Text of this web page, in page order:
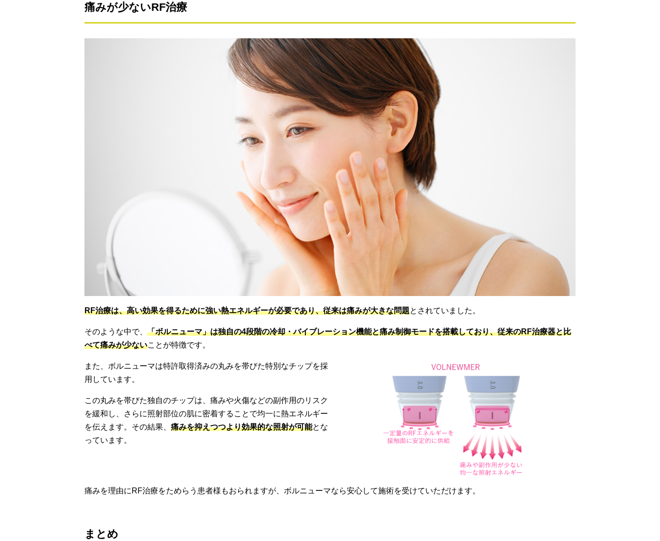
痛みが少ないRF治療
RF治療は、高い効果を得るために強い熱エネルギーが必要であり、従来は痛みが大きな問題とされていました。
そのような中で、 「ボルニューマ」は独自の4段階の冷却・バイブレーション機能と痛み制御モードを搭載しており、従来のRF治療器と比
べて痛みが少ないことが特徴です。
また、ボルニューマは特許取得済みの丸みを帯びた特別なチップを採
用しています。
この丸みを帯びた独自のチップは、痛みや火傷などの副作用のリスク
を緩和し、さらに照射部位の肌に密着することで均一に熱エネルギー
を伝えます。その結果、 痛みを抑えつつより効果的な照射が可能とな
っています。
痛みを理由にRF治療をためらう患者様もおられますが、ボルニューマなら安心して施術を受けていただけます。
まとめ